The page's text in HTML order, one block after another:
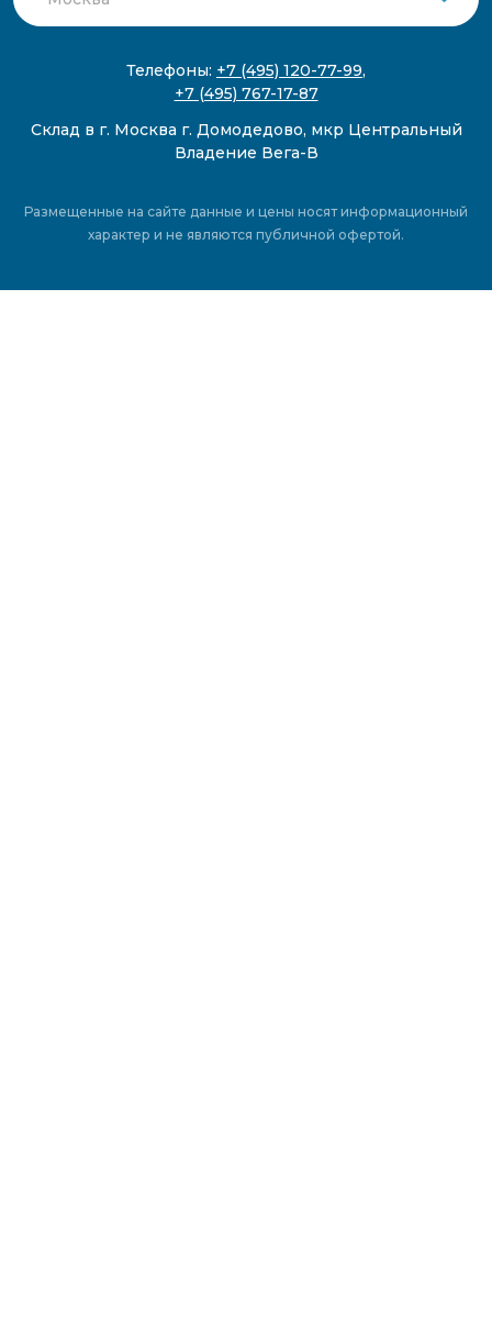
Телефоны: +7 (495) 120-77-99,
+7 (495) 767-17-87
Склад в г. Москва г. Домодедово, мкр Центральный
Владение Вега-В
Размещенные на сайте данные и цены носят информационный
характер и не являются публичной офертой.